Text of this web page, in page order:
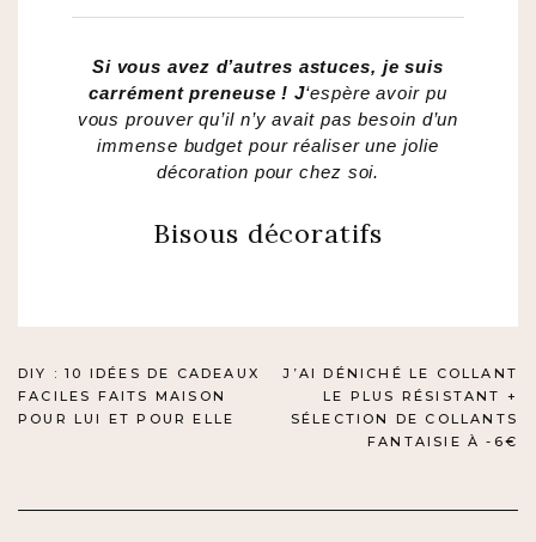
Si vous avez d’autres astuces, je suis
carrément preneuse ! J‘espère avoir pu
vous prouver qu’il n’y avait pas besoin d’un
immense budget pour réaliser une jolie
décoration pour chez soi.
Bisous décoratifs
NAVIGATION
DE
DIY : 10 IDÉES DE CADEAUX
FACILES FAITS MAISON
POUR LUI ET POUR ELLE
J’AI DÉNICHÉ LE COLLANT
LE PLUS RÉSISTANT +
SÉLECTION DE COLLANTS
FANTAISIE À -6€